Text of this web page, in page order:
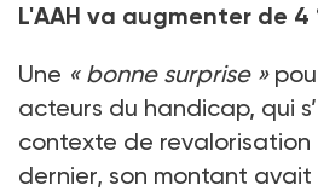
L'AAH va augmenter de 4
Une « bonne surprise »
acteurs du handicap, qui
contexte de revalorisation
dernier, son montant